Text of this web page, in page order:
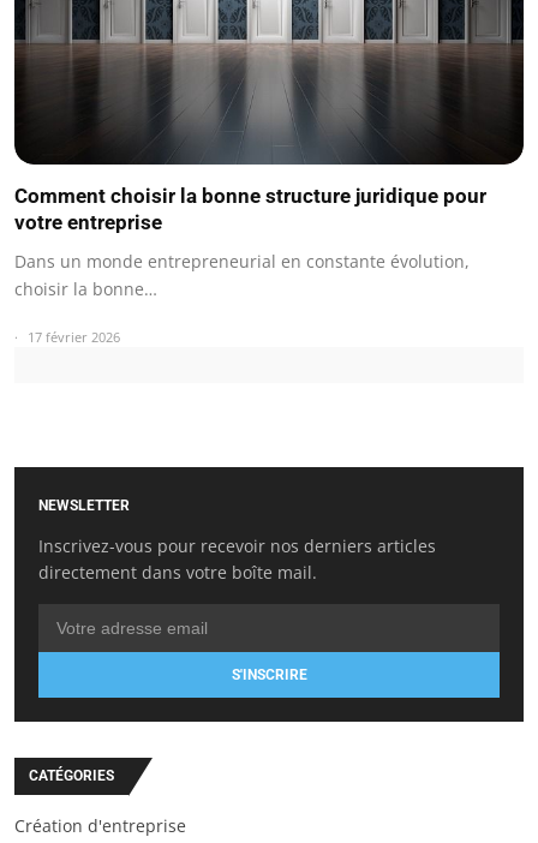
Comment choisir la bonne structure juridique pour
votre entreprise
Dans un monde entrepreneurial en constante évolution,
choisir la bonne…
17 février 2026
NEWSLETTER
Inscrivez-vous pour recevoir nos derniers articles
directement dans votre boîte mail.
S'INSCRIRE
CATÉGORIES
Création d'entreprise